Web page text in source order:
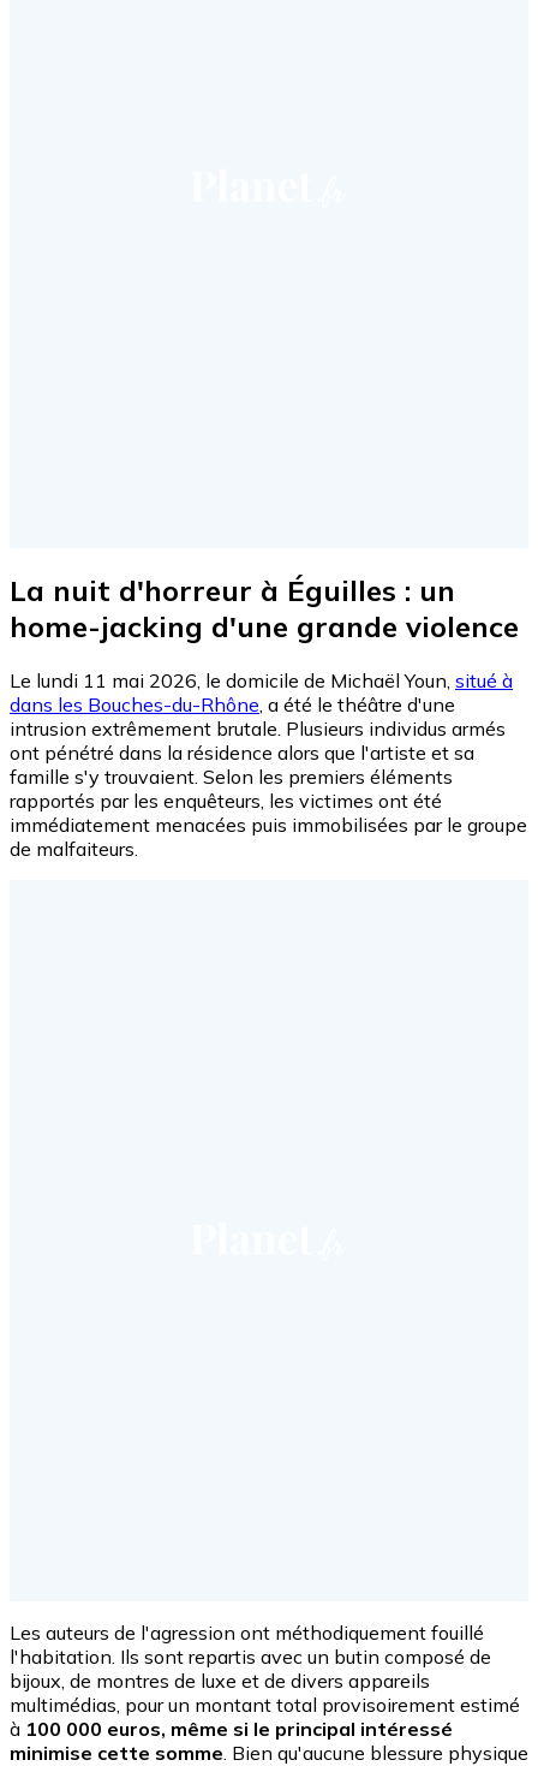
La nuit d'horreur à Éguilles : un
home-jacking d'une grande violence
Le lundi 11 mai 2026, le domicile de Michaël Youn, situé à
dans les Bouches-du-Rhône , a été le théâtre d'une
intrusion extrêmement brutale. Plusieurs individus armés
ont pénétré dans la résidence alors que l'artiste et sa
famille s'y trouvaient. Selon les premiers éléments
rapportés par les enquêteurs, les victimes ont été
immédiatement menacées puis immobilisées par le groupe
de malfaiteurs.
Les auteurs de l'agression ont méthodiquement fouillé
l'habitation. Ils sont repartis avec un butin composé de
bijoux, de montres de luxe et de divers appareils
multimédias, pour un montant total provisoirement estimé
à 100 000 euros, même si le principal intéressé
minimise cette somme . Bien qu'aucune blessure physique